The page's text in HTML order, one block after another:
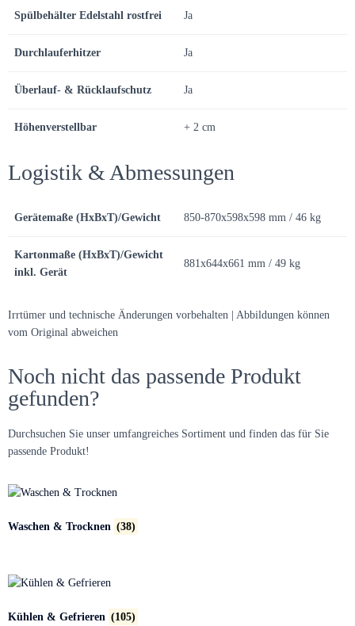
Spülbehälter Edelstahl rostfrei Ja
Durchlauferhitzer Ja
Überlauf- & Rücklaufschutz Ja
Höhenverstellbar + 2 cm
Logistik & Abmessungen
Gerätemaße (HxBxT)/Gewicht 850-870x598x598 mm / 46 kg
Kartonmaße (HxBxT)/Gewicht
inkl. Gerät
881x644x661 mm / 49 kg
Irrtümer und technische Änderungen vorbehalten | Abbildungen können
vom Original abweichen
Noch nicht das passende Produkt
gefunden?
Durchsuchen Sie unser umfangreiches Sortiment und finden das für Sie
passende Produkt!
Waschen & Trocknen (38)
Kühlen & Gefrieren (105)